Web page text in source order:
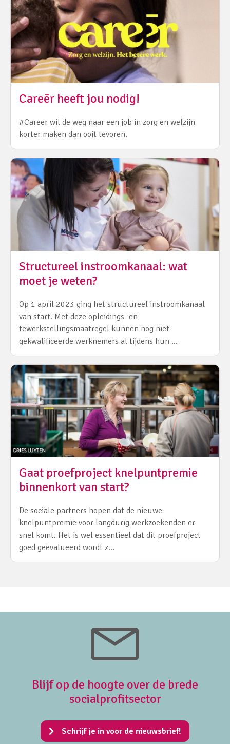
Careēr heeft jou nodig!
#Careēr wil de weg naar een job in zorg en welzijn
korter maken dan ooit tevoren.
Structureel instroomkanaal: wat
moet je weten?
Op 1 april 2023 ging het structureel instroomkanaal
van start. Met deze opleidings- en
tewerkstellingsmaatregel kunnen nog niet
gekwalificeerde werknemers al tijdens hun …
Gaat proefproject knelpuntpremie
binnenkort van start?
De sociale partners hopen dat de nieuwe
knelpuntpremie voor langdurig werkzoekenden er
snel komt. Het is wel essentieel dat dit proefproject
goed geëvalueerd wordt z…
Blijf op de hoogte over de brede
socialprofitsector
Schrijf je in voor de nieuwsbrief!